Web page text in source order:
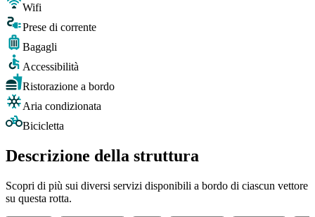
Wifi
Prese di corrente
Bagagli
Accessibilità
Ristorazione a bordo
Aria condizionata
Bicicletta
Descrizione della struttura
Scopri di più sui diversi servizi disponibili a bordo di ciascun vettore
su questa rotta.